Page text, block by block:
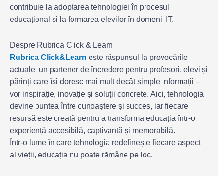
contribuie la adoptarea tehnologiei în procesul
educațional și la formarea elevilor în domenii IT.
Despre Rubrica Click & Learn
Rubrica Click&Learn este răspunsul la provocările
actuale, un partener de încredere pentru profesori, elevi și
părinți care își doresc mai mult decât simple informații –
vor inspirație, inovație și soluții concrete. Aici, tehnologia
devine puntea între cunoaștere și succes, iar fiecare
resursă este creată pentru a transforma educația într-o
experiență accesibilă, captivantă și memorabilă.
Într-o lume în care tehnologia redefinește fiecare aspect
al vieții, educația nu poate rămâne pe loc.